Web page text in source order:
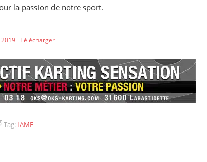
la passion de notre sport.
2019 Télécharger
Tag: IAME